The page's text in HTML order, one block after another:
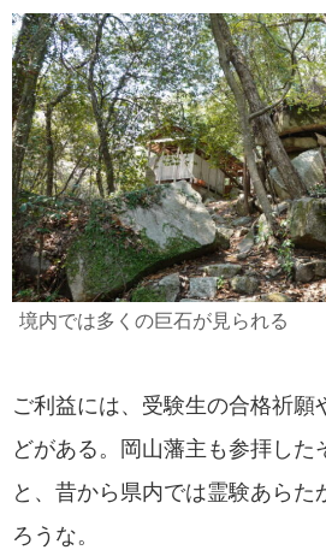
境内では多くの巨石が見られる
ご利益には、受験生の合格祈願
どがある。岡山藩主も参拝した
と、昔から県内では霊験あらた
ろうな。